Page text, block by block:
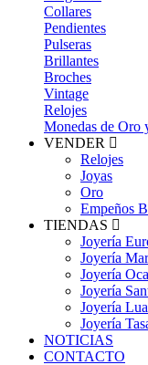
Collares
Pendientes
Pulseras
Brillantes
Broches
Vintage
Relojes
Monedas de Oro
VENDER
Relojes
Joyas
Oro
Empeños
TIENDAS
Joyería
Joyería
Joyería
Joyería
Joyería
Joyería
NOTICIAS
CONTACTO